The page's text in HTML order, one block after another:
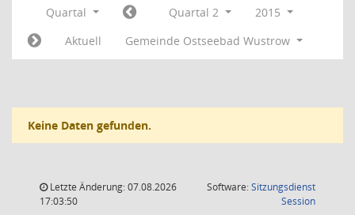
Quartal Quartal 2
2015
Aktuell
Gemeinde Ostseebad Wustrow
Keine Daten gefunden.
Letzte Änderung: 07.08.2026
17:03:50
Software:Sitzungsdienst
Session(Wird in